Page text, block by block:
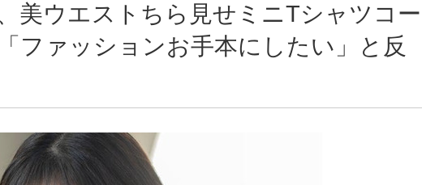
美ウエストちら見せミニTシャツコー
ファッションお手本にしたい」と反